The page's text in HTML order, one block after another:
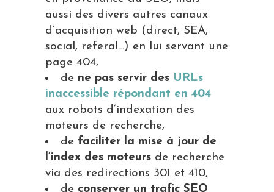
aussi des divers autres canaux
d’acquisition web (direct, SEA,
social, referal…) en lui servant une
page 404,
de ne pas servir des URLs
inaccessible répondant en 404
aux robots d’indexation des
moteurs de recherche,
de faciliter la mise à jour de
l’index des moteurs de recherche
via des redirections 301 et 410,
de conserver un trafic SEO